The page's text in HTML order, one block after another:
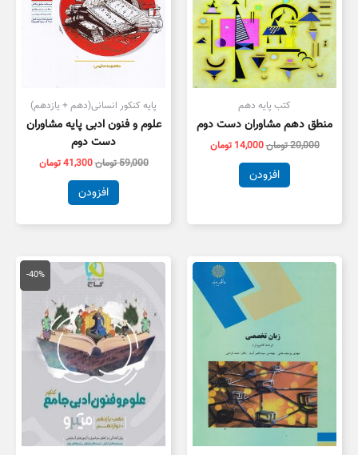
کتب پایه دهم
منطق دهم مشاوران دست دوم
20,000تومان14,000 تومان
افزودن
پایه کنکور انسانی(دهم + یازدهم)
علوم و فنون ادبی پایه مشاوران
دست دوم
59,000تومان41,300تومان
افزودن
-40%
قیمت
اصلی
79,000 تومان
بود.
قیمت
فعلی